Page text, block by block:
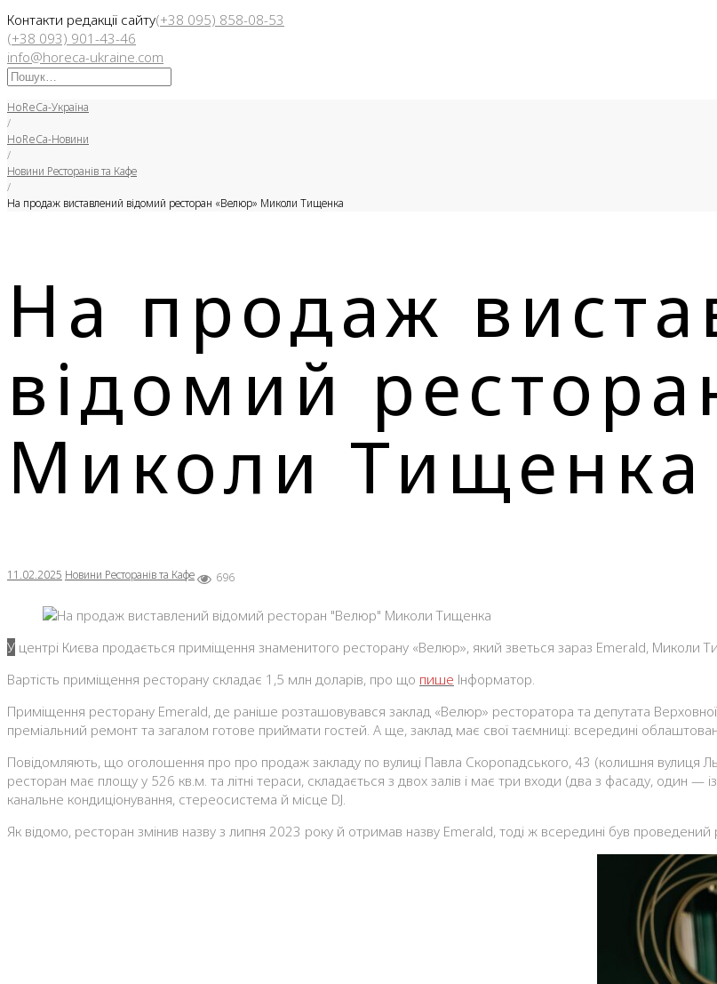
Контакти редакції сайту(+38 095) 858-08-53
(+38 093) 901-43-46
info@horeca-ukraine.com
Искать:
HoReCa-Україна
/
HoReCa-Новини
/
Новини Ресторанів та Кафе
/
На продаж виставлений відомий ресторан «Велюр» Миколи Тищенка
На продаж
відомий
Миколи Тищенка
11.02.2025 Новини Ресторанів та Кафе 696
У центрі Києва продається приміщення знаменитого ресторану «Велюр», який зветься зараз Emerald,
Вартість приміщення ресторану складає 1,5 млн доларів, про що пише Інформатор.
Приміщення ресторану Emerald, де раніше розташовувався заклад «Велюр» ресторатора та депутата
преміальний ремонт та загалом готове приймати гостей. А ще, заклад має свої таємниці: всередині
Повідомляють, що оголошення про про продаж закладу по вулиці Павла Скоропадського, 43 (колишня вулиця
ресторан має площу у 526 кв.м. та літні тераси, складається з двох залів і має три входи (два з фасаду, один —
канальне кондиціонування, стереосистема й місце DJ.
Як відомо, ресторан змінив назву з липня 2023 року й отримав назву Emerald, тоді ж всередині був проведений